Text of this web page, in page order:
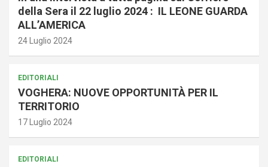
della Sera il 22 luglio 2024 : IL LEONE GUARDA
ALL’AMERICA
24 Luglio 2024
EDITORIALI
VOGHERA: NUOVE OPPORTUNITÀ PER IL
TERRITORIO
17 Luglio 2024
EDITORIALI